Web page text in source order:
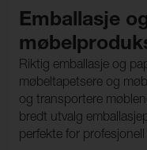
Emballasje
Riktig emballasje og
møbeltapetsere og
og transportere
bredt utvalg
perfekte for